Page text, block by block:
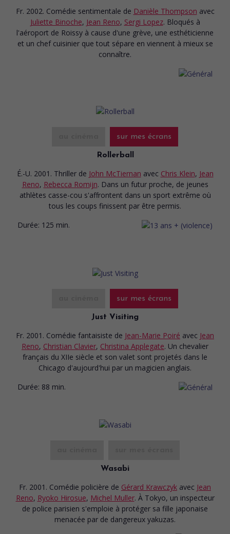
Fr. 2002. Comédie sentimentale de Danièle Thompson avec
Juliette Binoche, Jean Reno, Sergi Lopez. Bloqués à
l'aéroport de Roissy à cause d'une grève, une esthéticienne
et un chef cuisinier que tout sépare en viennent à mieux se
connaître.
sur mes écrans
Rollerball
É.-U. 2001. Thriller de John McTiernan avec Chris Klein, Jean
Reno, Rebecca Romijn. Dans un futur proche, de jeunes
athlètes casse-cou s'affrontent dans un sport extrême où
tous les coups finissent par être permis.
Durée: 125 min.
sur mes écrans
Just Visiting
Fr. 2001. Comédie fantaisiste de Jean-Marie Poiré avec Jean
Reno, Christian Clavier, Christina Applegate. Un chevalier
français du XIIe siècle et son valet sont projetés dans le
Chicago d'aujourd'hui par un magicien anglais.
Durée: 88 min.
Wasabi
Fr. 2001. Comédie policière de Gérard Krawczyk avec Jean
Reno, Ryoko Hirosue, Michel Muller. À Tokyo, un inspecteur
de police parisien s'emploie à protéger sa fille japonaise
menacée par de dangereux yakuzas.